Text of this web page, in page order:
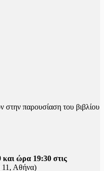
παρουσίαση του βιβλίου
ώρα 19:30 στις
Αθήνα)